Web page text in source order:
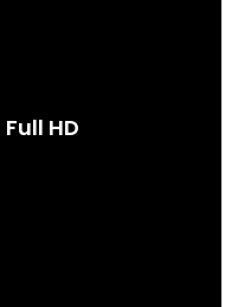
HD